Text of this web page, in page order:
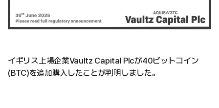
イギリス上場企業Vaultz Capital Plcが40ビットコイン
(BTC)を追加購入したことが判明しました。